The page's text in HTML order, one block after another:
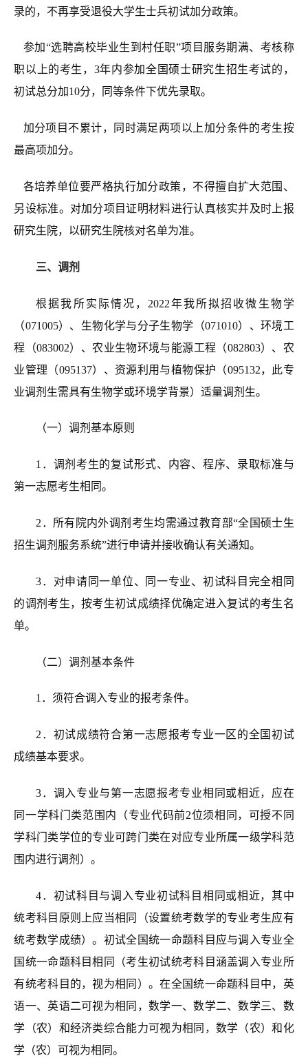
录的，不再享受退役大学生士兵初试加分政策。
参加“选聘高校毕业生到村任职”项目服务期满、考核称
职以上的考生，3年内参加全国硕士研究生招生考试的，
初试总分加10分，同等条件下优先录取。
加分项目 不累计，同时满足两项以上加分条件的考生按
最高项加分。
各培养单位要严格执行加分政策，不得擅自扩大范围、
另设标准。对加分项目证明材料进行认真核实并及时上报
研究生院，以研究生院核对名单为准。
三、调剂
根据我所实际情况，2022年我所拟招收微生物学
（071005） 、生物化学与分子生物学 （071010） 、环境工
程 （083002） 、农业生物环境与能源工程 （082803）、 农
业管理（095137） 、 资源利用与植物保护 （095132，此专
业调剂生需具有生物学或环境学背景）适量调剂生。
（一）调剂基本原则
1．调剂考生的复试形式、内容、程序、录取标准与
第一志愿考生相同。
2．所有院内外调剂考生均需通过教育部“全国硕士生
招生调剂服务系统”进行申请并接收确认有关通知。
3．对申请同一单位、同一专业、初试科目完全相同
的调剂考生，按考生初试成绩择优确定进入复试的考生名
单。
（二）调剂基本条件
1．须符合调入专业的报考条件。
2．初试成绩符合第一志愿报考专业一区的全国初试
成绩基本要求。
3．调入专业与第一志愿报考专业相同或相近，应在
同一学科门类范围内（专业代码前2位须相同，可授不同
学科门类学位的专业可跨门类在对应专业所属一级学科范
围内进行调剂）。
4．初试科目与调入专业初试科目相同或相近，其中
统考科目原则上应当相同（设置统考数学的专业考生应有
统考数学成绩）。 初试全国统一命题科目应与调入专业全
国统一命题科目相同（考生初试统考科目涵盖调入专业所
有统考科目的，视为相同）。在全国统一命题科目中，英
语一、英语二可视为相同，数学一、数学二、数学三、数
学（农）和经济类综合能力可视为相同，数学（农）和化
学（农）可视为相同。